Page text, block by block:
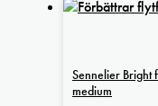
Sennelier Bright
medium